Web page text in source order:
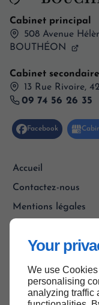
Your
We use
personalising
analyzing traffic
Cabinet principal
508 Avenue
BOUTHÉON
Cabinet secondaire
13 Rue Rivoire,
09 74 56 26 35
Accueil
Contactez-nous
Mentions légales